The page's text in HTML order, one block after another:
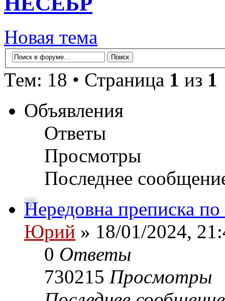
Новая тема
Тем: 18 • Страница 1 из 1
Объявления
Ответы
Просмотры
Последнее
Нередовна преписка
Юрий » 18/01/2024,
0 Ответы
730215 Просмотры